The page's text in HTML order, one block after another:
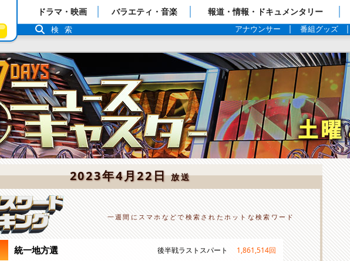
「TBSテレビ」トップページ
番組表
ドラマ・映画 バラエティ・音楽 報道・情報・ドキュメンタリー
アナウンサー 番組グッズ
検索
2023年4月22日放送
一週間にスマホなどで検索されたホットな検索ワード
統一地方選 後半戦ラストスパート 1,861,514回